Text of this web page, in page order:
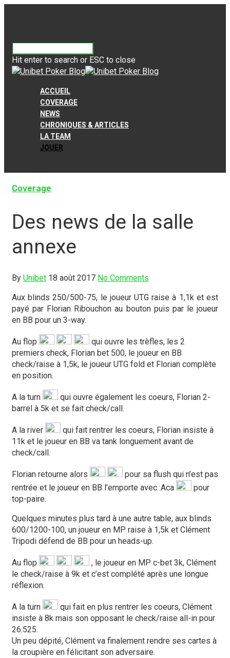
Hit enter to search or ESC to close
ACCUEIL
COVERAGE
NEWS
CHRONIQUES & ARTICLES
LA TEAM
JOUER
Coverage
Des news de la salle
annexe
By Unibet 18 août 2017 No Comments
Aux blinds 250/500-75, le joueur UTG raise à 1,1k et est
payé par Florian Ribouchon au bouton puis par le joueur
en BB pour un 3-way.
Au flop
qui ouvre les trèfles, les 2
premiers check, Florian bet 500, le joueur en BB
check/raise à 1,5k, le joueur UTG fold et Florian complète
en position.
A la turn
qui ouvre également les coeurs, Florian 2-
barrel à 5k et se fait check/call.
A la river
qui fait rentrer les coeurs, Florian insiste à
11k et le joueur en BB va tank longuement avant de
check/call.
Florian retourne alors
pour sa flush qui n’est pas
rentrée et le joueur en BB l’emporte avec :Aca
pour
top-paire.
Quelques minutes plus tard à une autre table, aux blinds
600/1200-100, un joueur en MP raise à 1,5k et Clément
Tripodi défend de BB pour un heads-up.
Au flop
, le joueur en MP c-bet 3k, Clément
le check/raise à 9k et c’est complété après une longue
réflexion.
A la turn
qui fait en plus rentrer les coeurs, Clément
insiste à 8k mais son opposant le check/raise all-in pour
26.525.
Un peu dépité, Clément va finalement rendre ses cartes à
la croupière en félicitant son adversaire.